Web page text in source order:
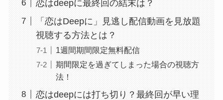
恋はdeepに最終回の結末は？
「恋はDeepに」見逃し配信動画を見放題
視聴する方法とは？
1週間期間限定無料配信
期間限定を過ぎてしまった場合の視聴方
法！
恋はdeepには打ち切り？最終回が早い理